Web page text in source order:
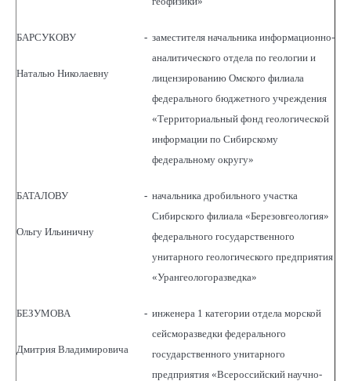
БАРСУКОВУ
Наталью Николаевну
- заместителя начальника информационно-
аналитического отдела по геологии и
лицензированию Омского филиала
федерального бюджетного учреждения
«Территориальный фонд геологической
информации по Сибирскому
федеральному округу»
БАТАЛОВУ
Ольгу Ильиничну
- начальника дробильного участка
Сибирского филиала «Березовгеология»
федерального государственного
унитарного геологического предприятия
«Урангеологоразведка»
БЕЗУМОВА
Дмитрия Владимировича
- инженера 1 категории отдела морской
сейсморазведки федерального
государственного унитарного
предприятия «Всероссийский научно-